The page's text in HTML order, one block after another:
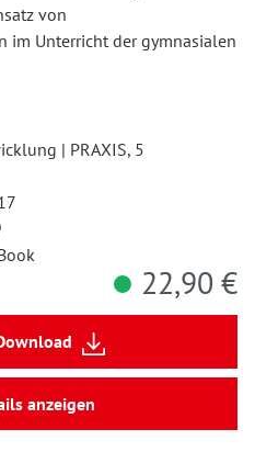
von
im Unterricht der gymnasialen
| PRAXIS, 5
22,90 €
anzeigen